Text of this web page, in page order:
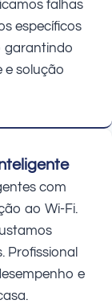
falhas
específicos
garantindo
e solução
com
ao Wi-Fi.
Profissional
e